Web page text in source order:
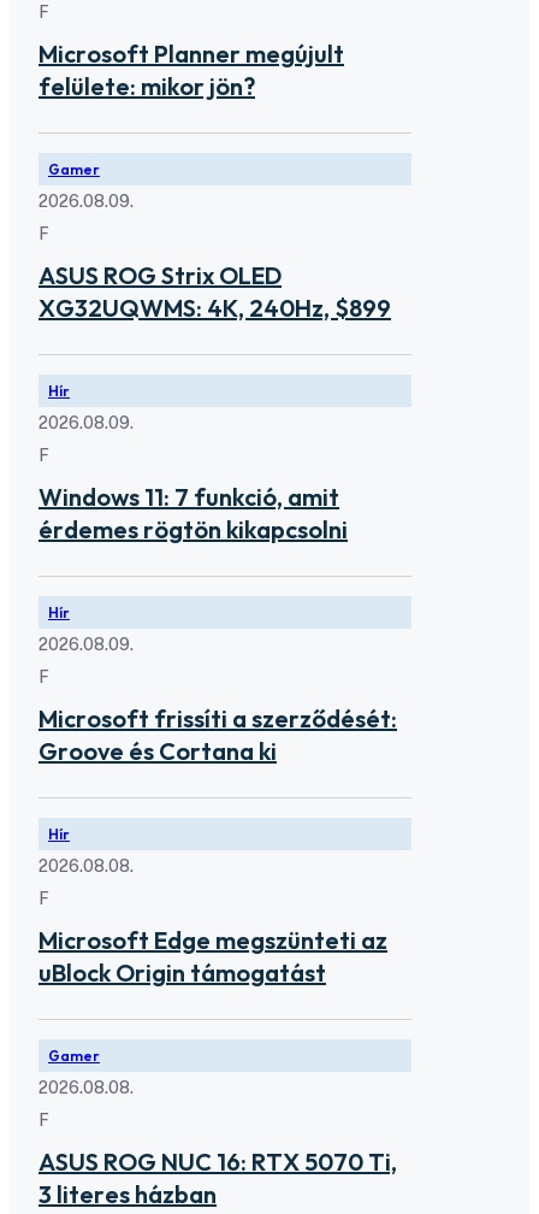
F
Microsoft Planner megújult
felülete: mikor jön?
Gamer
2026.08.09.
F
ASUS ROG Strix OLED
XG32UQWMS: 4K, 240Hz, $899
Hír
2026.08.09.
F
Windows 11: 7 funkció, amit
érdemes rögtön kikapcsolni
Hír
2026.08.09.
F
Microsoft frissíti a szerződését:
Groove és Cortana ki
Hír
2026.08.08.
F
Microsoft Edge megszünteti az
uBlock Origin támogatást
Gamer
2026.08.08.
F
ASUS ROG NUC 16: RTX 5070 Ti,
3 literes házban